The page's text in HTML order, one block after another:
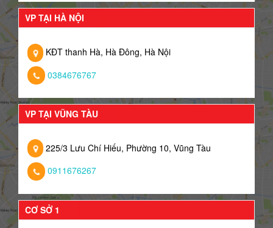
VP TẠI HÀ NỘI
KĐT thanh Hà, Hà Đông, Hà Nội
0384676767
VP TẠI VŨNG TÀU
225/3 Lưu Chí Hiếu, Phường 10, Vũng Tàu
0911676267
CƠ SỞ 1